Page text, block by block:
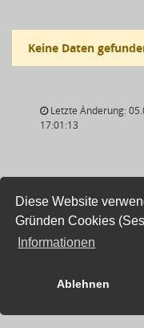
Diese Website
Gründen Cookies
Informationen
Ablehnen
Keine Daten
Letzte Änderung:
17:01:13